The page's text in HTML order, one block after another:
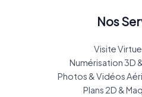
Nos
Visite
Numérisation 3D
Photos & Vidéos
Plans 2D &